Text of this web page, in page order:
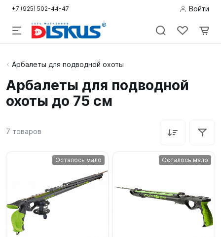
+7 (925) 502-44-47 Войти
Подводная
Дайвинг
Пляж
Фридайвинг
Бассейн
SUP-
Арбалеты для подводной охоты
Арбалеты для подводной
охоты до 75 см
7 товаров
Осталось мало Осталось мало